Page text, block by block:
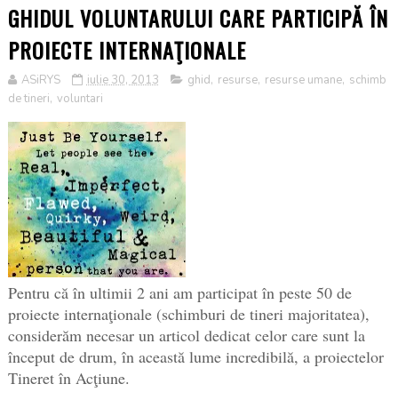
GHIDUL VOLUNTARULUI CARE PARTICIPĂ ÎN
PROIECTE INTERNAŢIONALE
ASiRYS iulie 30, 2013 ghid, resurse, resurse umane, schimb
de tineri, voluntari
Pentru că în ultimii 2 ani am participat în peste 50 de
proiecte internaţionale (schimburi de tineri majoritatea),
considerăm necesar un articol dedicat celor care sunt la
început de drum, în această lume incredibilă, a proiectelor
Tineret în Acţiune.